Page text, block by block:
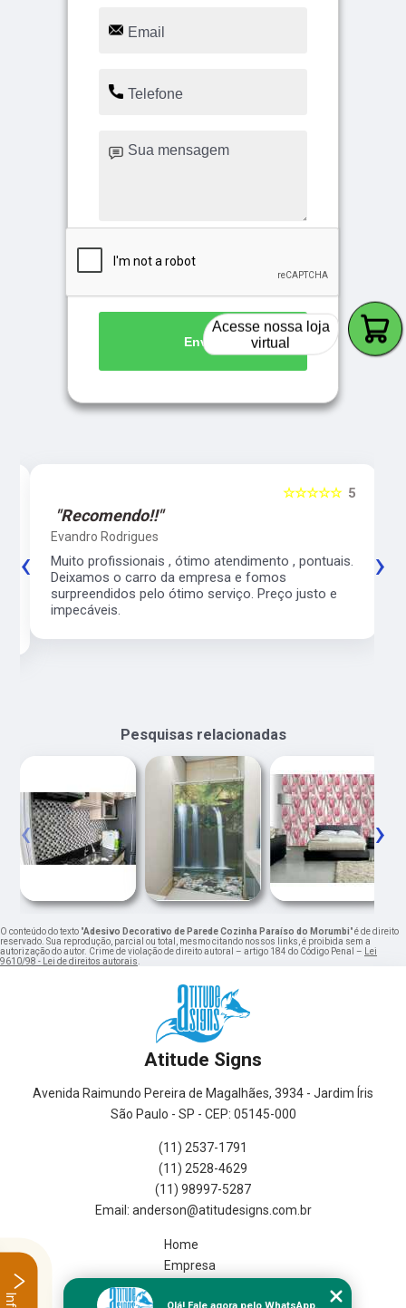
Enviar
5
☆☆☆☆☆
"Recomendo!!"
Evandro Rodrigues
Muito profissionais , ótimo atendimento , pontuais.
Deixamos o carro da empresa e fomos
surpreendidos pelo ótimo serviço. Preço justo e
impecáveis.
‹ ›
Pesquisas relacionadas
‹ ›
O conteúdo do texto "Adesivo Decorativo de Parede Cozinha Paraíso do Morumbi" é de direito
reservado. Sua reprodução, parcial ou total, mesmo citando nossos links, é proibida sem a
autorização do autor. Crime de violação de direito autoral – artigo 184 do Código Penal –
Lei
9610/98 - Lei de direitos autorais
Atitude Signs
Avenida Raimundo Pereira de Magalhães, 3934 - Jardim Íris
São Paulo - SP - CEP: 05145-000
(11) 2537-1791
(11) 2528-4629
(11) 98997-5287
Home
Empresa
Olá! Fale agora pelo WhatsApp.
Acesse nossa loja
virtual